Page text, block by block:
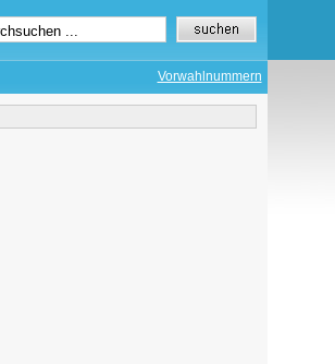
Vorwahlnummern